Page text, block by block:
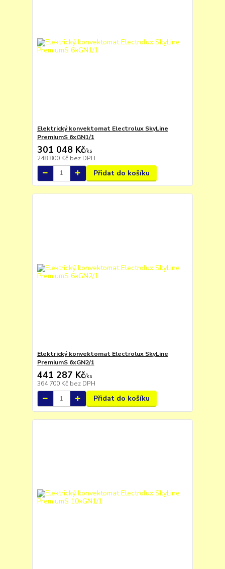
Elektrický konvektomat Electrolux SkyLine
PremiumS 6xGN1/1
301 048 Kč/ks
248 800 Kč bez DPH
Přidat do košíku
Elektrický konvektomat Electrolux SkyLine
PremiumS 6xGN2/1
441 287 Kč/ks
364 700 Kč bez DPH
Přidat do košíku